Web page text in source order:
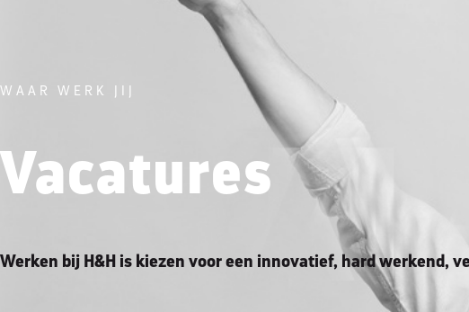
WAAR WERK JIJ
Vacatures
Werken bij H&H is kiezen voor een innovatief, hard werkend,